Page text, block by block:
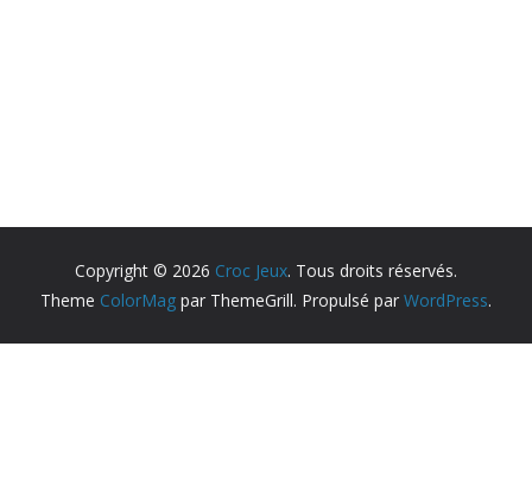
Copyright © 2026 Croc Jeux. Tous droits réservés.
Theme ColorMag par ThemeGrill. Propulsé par WordPress.